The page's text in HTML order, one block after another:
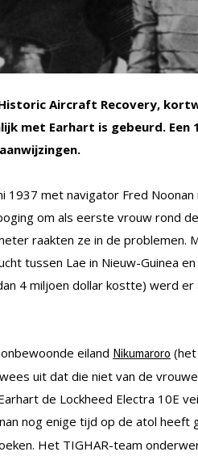
Aircraft Recovery,
met Earhart is gebeurd.
1937 met navigator Fred Noonan
om als eerste vrouw rond
raakten ze in de problemen.
tussen Lae in Nieuw-Guinea
4 miljoen dollar kostte) werd er
eiland Nikumaroro
uit dat die niet van de
de Lockheed Electra 10E
nog enige tijd op de atol heeft
Het TIGHAR-team